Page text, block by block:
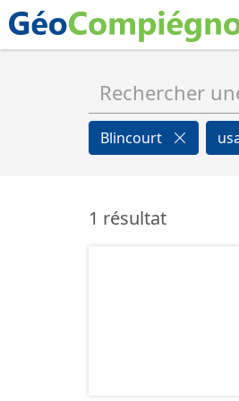
Blincourt
1 résultat